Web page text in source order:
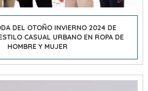
DEL OTOÑO INVIERNO 2024 DE
CASUAL URBANO EN ROPA DE
HOMBRE Y MUJER